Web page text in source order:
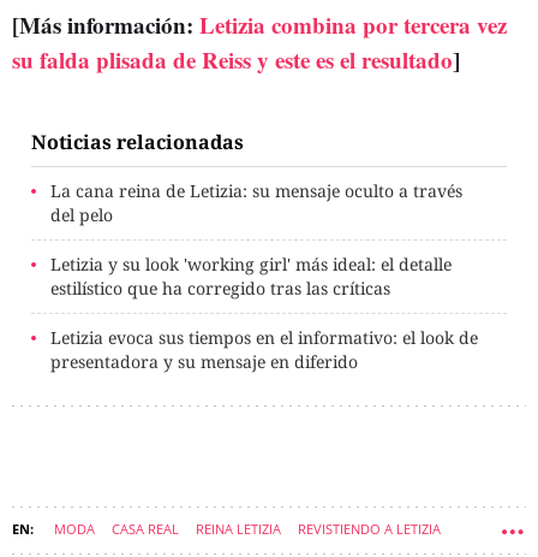
[Más información: Letizia combina por tercera vez
su falda plisada de Reiss y este es el resultado]
Noticias relacionadas
La cana reina de Letizia: su mensaje oculto a través
del pelo
Letizia y su look 'working girl' más ideal: el detalle
estilístico que ha corregido tras las críticas
Letizia evoca sus tiempos en el informativo: el look de
presentadora y su mensaje en diferido
MODA CASA REAL REINA LETIZIA REVISTIENDO A LETIZIA